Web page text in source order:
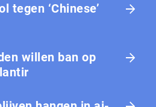
tegen ‘Chinese’
willen ban op